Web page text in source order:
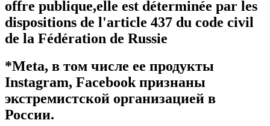
offre publique,elle est déterminée par les
dispositions de l'article 437 du code civil
de la Fédération de Russie
*Meta, в том числе ее продукты
Instagram, Facebook признаны
экстремистской организацией в
России.